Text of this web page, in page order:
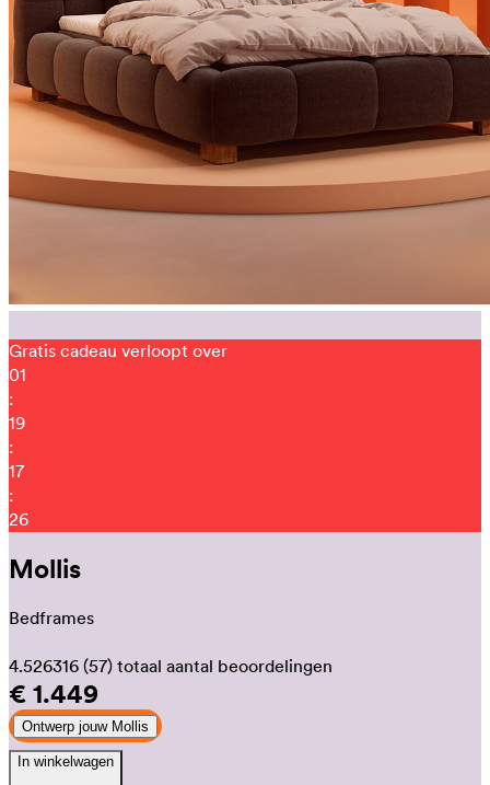
Gratis cadeau verloopt over
01
:
19
:
17
:
13
Mollis
Bedframes
4.526316 (57) totaal aantal beoordelingen
€ 1.449
Ontwerp jouw Mollis
In winkelwagen